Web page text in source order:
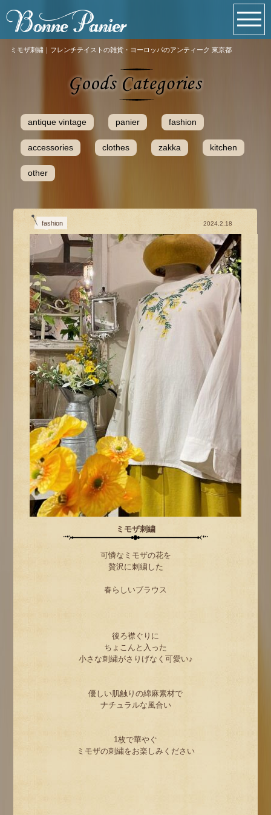
ミモザ刺繍｜フレンチテイストの雑貨・ヨーロッパのアンティーク 東京都
antique vintage panier fashion
accessories clothes zakka kitchen
other
fashion 2024.2.18
ミモザ刺繍
可憐なミモザの花を
贅沢に刺繍した
春らしいブラウス
後ろ襟ぐりに
ちょこんと入った
小さな刺繍がさりげなく可愛い♪
優しい肌触りの綿麻素材で
ナチュラルな風合い
1枚で華やぐ
ミモザの刺繍をお楽しみください